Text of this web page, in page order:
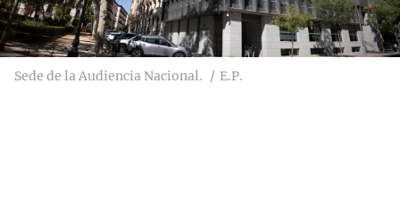
Sede de la Audiencia Nacional. E.P.